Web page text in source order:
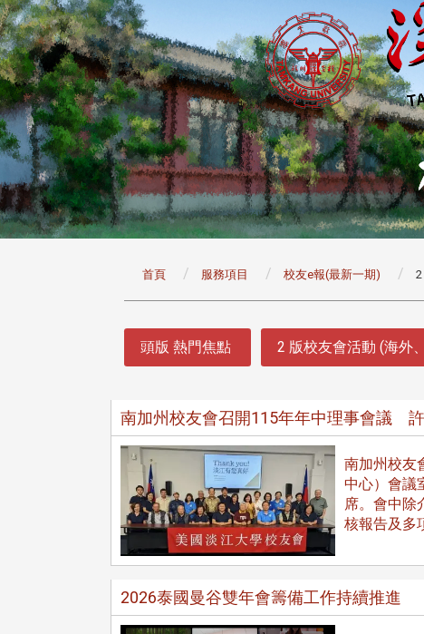
首頁 服務項目 校友e報(最新一期)
頭版 熱門焦點 2 版校友會活動 (海外
南加州校友會召開115年年中理事會議
南加州校友
中心）會議
席。會中除
核報告及多
2026泰國曼谷雙年會籌備工作持續推進